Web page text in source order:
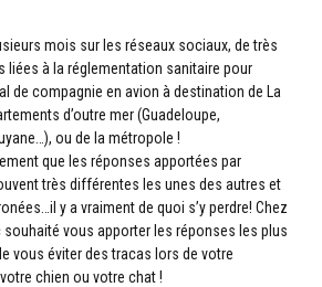
mois sur les réseaux sociaux, de très
liées à la réglementation sanitaire pour
de compagnie en avion à destination de La
d’outre mer (Guadeloupe,
ou de la métropole !
que les réponses apportées par
très différentes les unes des autres et
y a vraiment de quoi s’y perdre! Chez
souhaité vous apporter les réponses les plus
vous éviter des tracas lors de votre
chien ou votre chat !